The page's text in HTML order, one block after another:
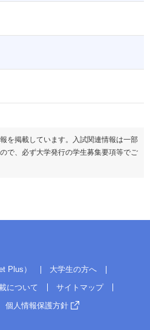
を掲載しています。入試関連情報は一部
で、必ず大学発行の学生募集要項等でご
Plus）
大学生の方へ
について
サイトマップ
個人情報保護方針